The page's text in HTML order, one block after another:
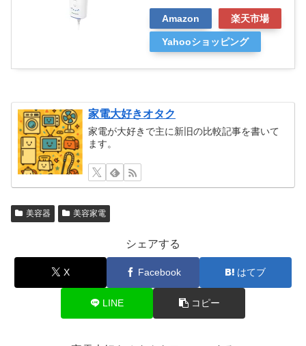
Amazon 楽天市場
Yahooショッピング
家電大好きオタク
家電が大好きで主に新旧の比較記事を書いて
ます。
美容器 美容家電
シェアする
X Facebook はてブ
LINE コピー